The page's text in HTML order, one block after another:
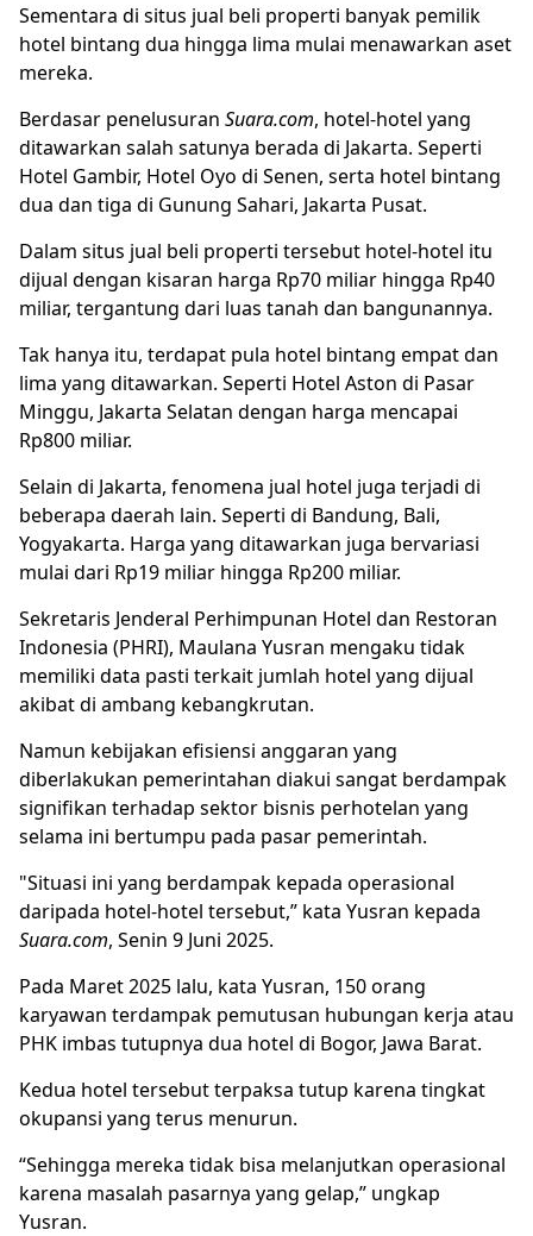
Sementara di situs jual beli properti banyak pemilik
hotel bintang dua hingga lima mulai menawarkan aset
mereka.
Berdasar penelusuran Suara.com, hotel-hotel yang
ditawarkan salah satunya berada di Jakarta. Seperti
Hotel Gambir, Hotel Oyo di Senen, serta hotel bintang
dua dan tiga di Gunung Sahari, Jakarta Pusat.
Dalam situs jual beli properti tersebut hotel-hotel itu
dijual dengan kisaran harga Rp70 miliar hingga Rp40
miliar, tergantung dari luas tanah dan bangunannya.
Tak hanya itu, terdapat pula hotel bintang empat dan
lima yang ditawarkan. Seperti Hotel Aston di Pasar
Minggu, Jakarta Selatan dengan harga mencapai
Rp800 miliar.
Selain di Jakarta, fenomena jual hotel juga terjadi di
beberapa daerah lain. Seperti di Bandung, Bali,
Yogyakarta. Harga yang ditawarkan juga bervariasi
mulai dari Rp19 miliar hingga Rp200 miliar.
Sekretaris Jenderal Perhimpunan Hotel dan Restoran
Indonesia (PHRI), Maulana Yusran mengaku tidak
memiliki data pasti terkait jumlah hotel yang dijual
akibat di ambang kebangkrutan.
Namun kebijakan efisiensi anggaran yang
diberlakukan pemerintahan diakui sangat berdampak
signifikan terhadap sektor bisnis perhotelan yang
selama ini bertumpu pada pasar pemerintah.
"Situasi ini yang berdampak kepada operasional
daripada hotel-hotel tersebut,” kata Yusran kepada
Suara.com, Senin 9 Juni 2025.
Pada Maret 2025 lalu, kata Yusran, 150 orang
karyawan terdampak pemutusan hubungan kerja atau
PHK imbas tutupnya dua hotel di Bogor, Jawa Barat.
Kedua hotel tersebut terpaksa tutup karena tingkat
okupansi yang terus menurun.
“Sehingga mereka tidak bisa melanjutkan operasional
karena masalah pasarnya yang gelap,” ungkap
Yusran.